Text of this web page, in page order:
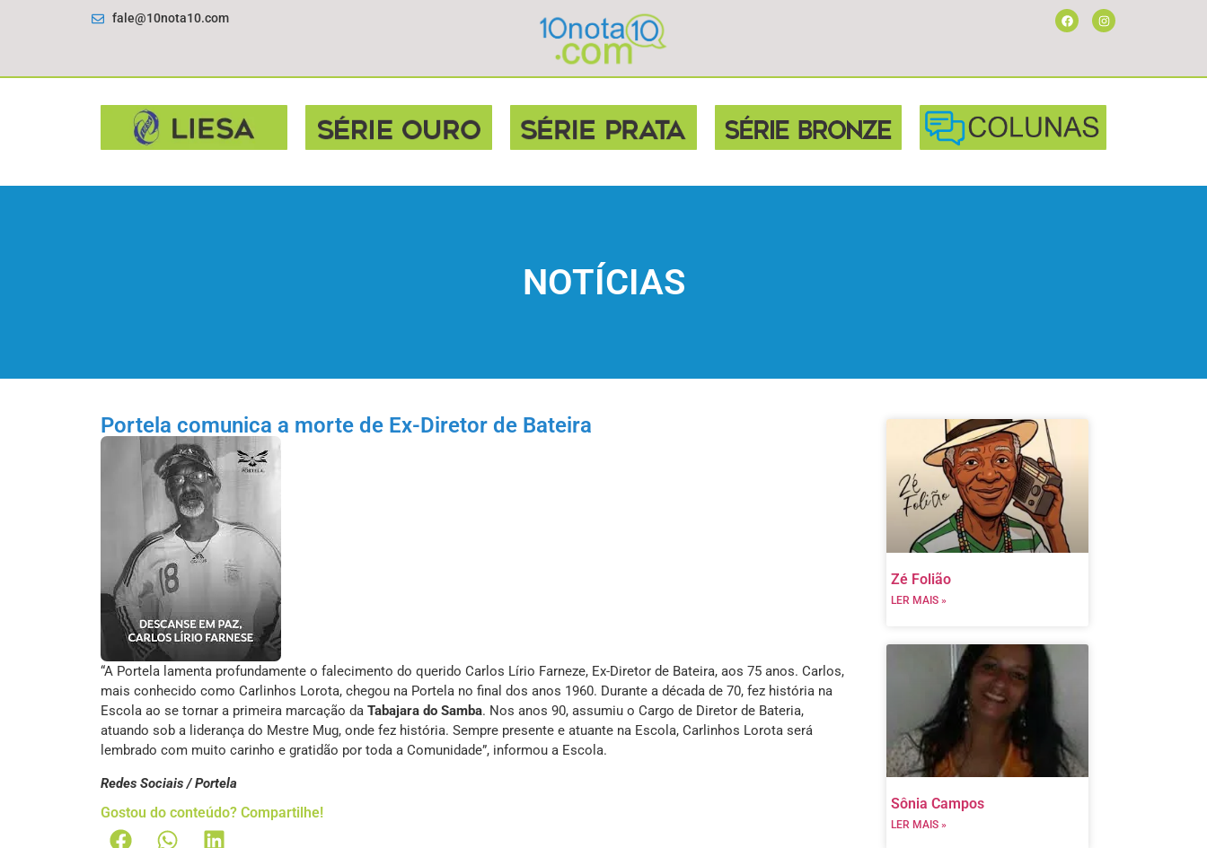
fale@10nota10.com
NOTÍCIAS
Portela comunica a morte de Ex-Diretor de Bateira
“A Portela lamenta profundamente o falecimento do querido Carlos Lírio Farneze, Ex-Diretor de Bateira, aos 75 anos. Carlos,
mais conhecido como Carlinhos Lorota, chegou na Portela no final dos anos 1960. Durante a década de 70, fez história na
Escola ao se tornar a primeira marcação da Tabajara do Samba. Nos anos 90, assumiu o Cargo de Diretor de Bateria,
atuando sob a liderança do Mestre Mug, onde fez história. Sempre presente e atuante na Escola, Carlinhos Lorota será
lembrado com muito carinho e gratidão por toda a Comunidade”, informou a Escola.
Redes Sociais / Portela
Gostou do conteúdo? Compartilhe!
Zé Folião
LER MAIS »
Sônia Campos
LER MAIS »